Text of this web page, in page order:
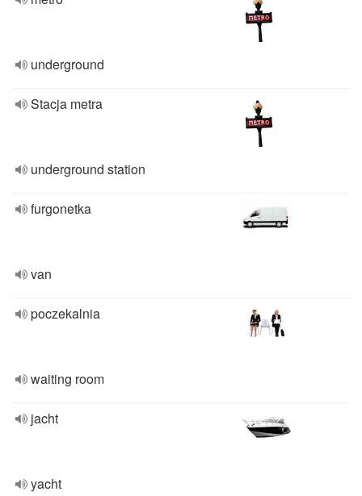
underground
Stacja metra
underground station
furgonetka
van
poczekalnia
waiting room
jacht
yacht